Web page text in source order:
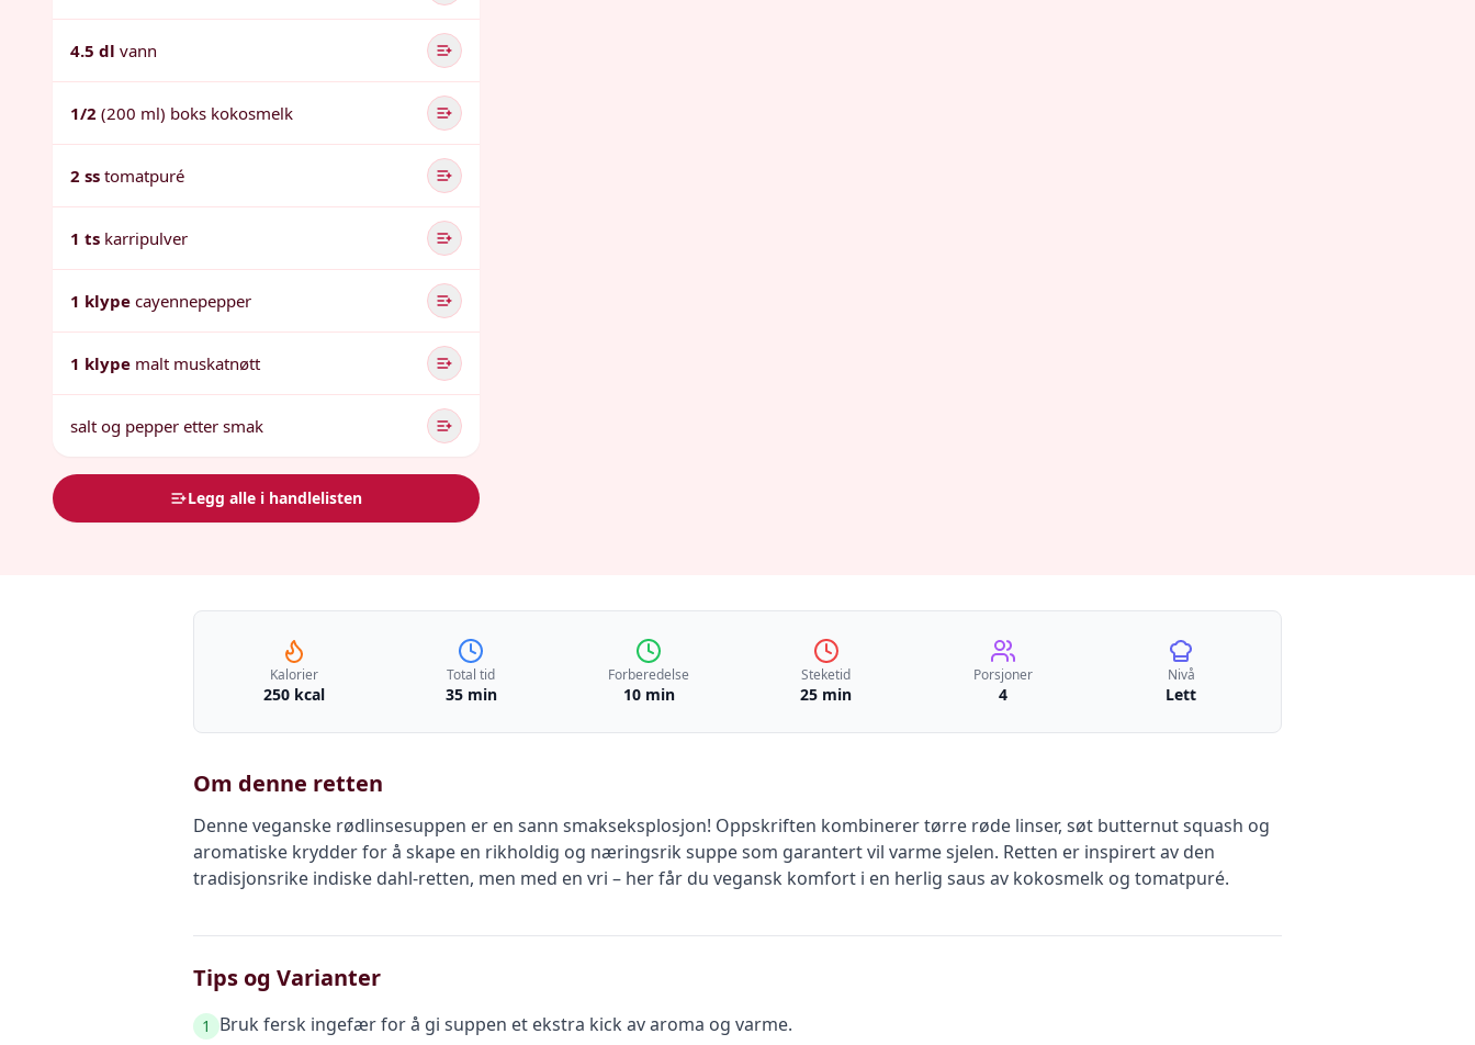
4.5 dl vann
1/2 (200 ml) boks kokosmelk
2 ss tomatpuré
1 ts karripulver
1 klype cayennepepper
1 klype malt muskatnøtt
salt og pepper etter smak
Legg alle i handlelisten
Kalorier
250 kcal
Total tid
35 min
Forberedelse
10 min
Steketid
25 min
Porsjoner
4
Nivå
Lett
Om denne retten
Denne veganske rødlinsesuppen er en sann smakseksplosjon! Oppskriften kombinerer tørre røde linser, søt butternut squash og
aromatiske krydder for å skape en rikholdig og næringsrik suppe som garantert vil varme sjelen. Retten er inspirert av den
tradisjonsrike indiske dahl-retten, men med en vri – her får du vegansk komfort i en herlig saus av kokosmelk og tomatpuré.
Tips og Varianter
1 Bruk fersk ingefær for å gi suppen et ekstra kick av aroma og varme.